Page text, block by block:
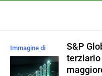
Immagine di
S&P